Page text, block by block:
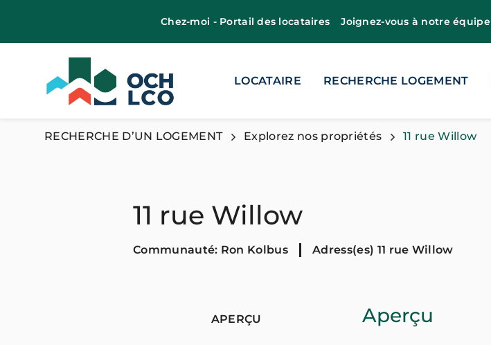
Chez-moi - Portail des locataires Joignez-vous à notre équipe
LOCATAIRE RECHERCHE LOGEMENT
RECHERCHE D’UN LOGEMENT Explorez nos propriétés 11 rue Willow
11 rue Willow
Communauté: Ron Kolbus Adress(es) 11 rue Willow
APERÇU Aperçu